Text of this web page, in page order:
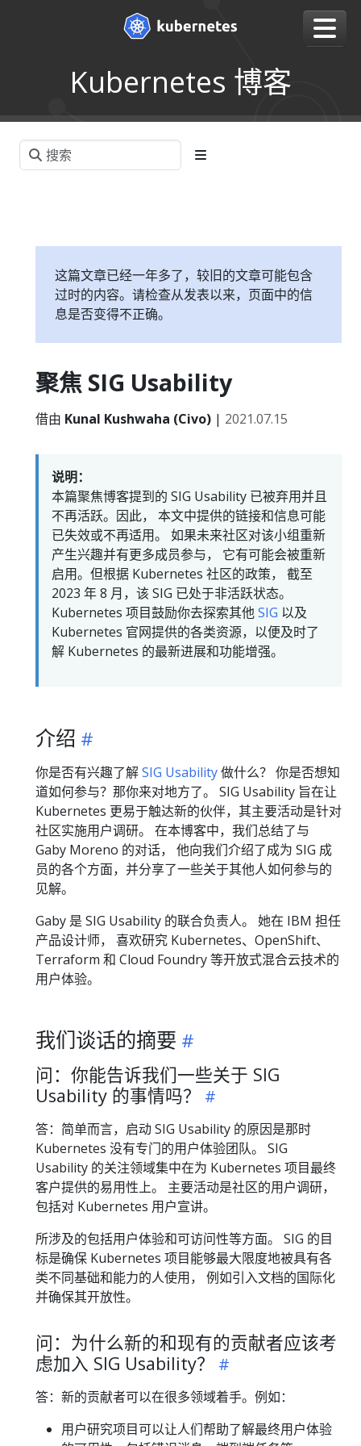
Kubernetes 博客
这篇文章已经一年多了，较旧的文章可能包含
过时的内容。请检查从发表以来，页面中的信
息是否变得不正确。
聚焦 SIG Usability
借由 Kunal Kushwaha (Civo) | 2021.07.15
说明：
本篇聚焦博客提到的 SIG Usability 已被弃用并且
不再活跃。因此， 本文中提供的链接和信息可能
已失效或不再适用。 如果未来社区对该小组重新
产生兴趣并有更多成员参与， 它有可能会被重新
启用。但根据 Kubernetes 社区的政策， 截至
2023 年 8 月，该 SIG 已处于非活跃状态。
Kubernetes 项目鼓励你去探索其他SIG 以及
Kubernetes 官网提供的各类资源，以便及时了
解 Kubernetes 的最新进展和功能增强。
介绍
你是否有兴趣了解SIG Usability做什么？ 你是否想知
道如何参与？那你来对地方了。 SIG Usability 旨在让
Kubernetes 更易于触达新的伙伴，其主要活动是针对
社区实施用户调研。 在本博客中，我们总结了与
Gaby Moreno 的对话， 他向我们介绍了成为 SIG 成
员的各个方面，并分享了一些关于其他人如何参与的
见解。
Gaby 是 SIG Usability 的联合负责人。 她在 IBM 担任
产品设计师， 喜欢研究 Kubernetes、OpenShift、
Terraform 和 Cloud Foundry 等开放式混合云技术的
用户体验。
我们谈话的摘要
问：你能告诉我们一些关于 SIG
Usability 的事情吗？
答：简单而言，启动 SIG Usability 的原因是那时
Kubernetes 没有专门的用户体验团队。 SIG
Usability 的关注领域集中在为 Kubernetes 项目最终
客户提供的易用性上。 主要活动是社区的用户调研，
包括对 Kubernetes 用户宣讲。
所涉及的包括用户体验和可访问性等方面。 SIG 的目
标是确保 Kubernetes 项目能够最大限度地被具有各
类不同基础和能力的人使用， 例如引入文档的国际化
并确保其开放性。
问：为什么新的和现有的贡献者应该考
虑加入 SIG Usability？
答：新的贡献者可以在很多领域着手。例如：
用户研究项目可以让人们帮助了解最终用户体验